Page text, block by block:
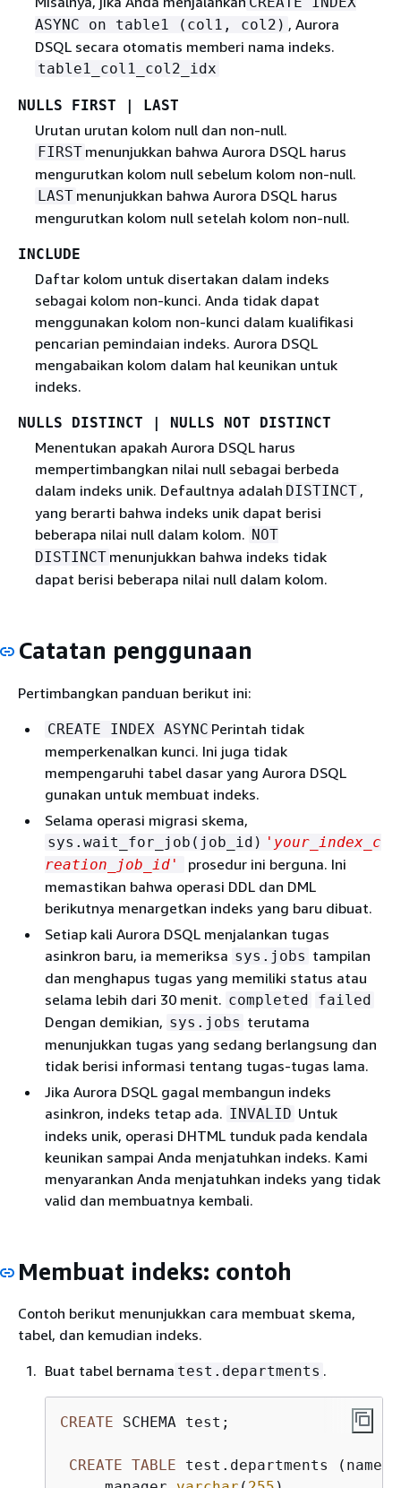
ASYNC on table1 (col1, col2) , Aurora
DSQL secara otomatis memberi nama indeks.
table1_col1_col2_idx
NULLS FIRST | LAST
Urutan urutan kolom null dan non-null.
FIRST menunjukkan bahwa Aurora DSQL harus
mengurutkan kolom null sebelum kolom non-null.
LAST menunjukkan bahwa Aurora DSQL harus
mengurutkan kolom null setelah kolom non-null.
INCLUDE
Daftar kolom untuk disertakan dalam indeks
sebagai kolom non-kunci. Anda tidak dapat
menggunakan kolom non-kunci dalam kualifikasi
pencarian pemindaian indeks. Aurora DSQL
mengabaikan kolom dalam hal keunikan untuk
indeks.
NULLS DISTINCT | NULLS NOT DISTINCT
Menentukan apakah Aurora DSQL harus
mempertimbangkan nilai null sebagai berbeda
dalam indeks unik. Defaultnya adalah DISTINCT ,
yang berarti bahwa indeks unik dapat berisi
beberapa nilai null dalam kolom. NOT
DISTINCT menunjukkan bahwa indeks tidak
dapat berisi beberapa nilai null dalam kolom.
Catatan penggunaan
Pertimbangkan panduan berikut ini:
CREATE INDEX ASYNC Perintah tidak
memperkenalkan kunci. Ini juga tidak
mempengaruhi tabel dasar yang Aurora DSQL
gunakan untuk membuat indeks.
Selama operasi migrasi skema,
sys.wait_for_job(job_id) 'your_index_c
reation_job_id'
prosedur ini berguna. Ini
memastikan bahwa operasi DDL dan DML
berikutnya menargetkan indeks yang baru dibuat.
Setiap kali Aurora DSQL menjalankan tugas
asinkron baru, ia memeriksa sys.jobs tampilan
dan menghapus tugas yang memiliki status atau
selama lebih dari 30 menit. completed failed
Dengan demikian, sys.jobs terutama
menunjukkan tugas yang sedang berlangsung dan
tidak berisi informasi tentang tugas-tugas lama.
Jika Aurora DSQL gagal membangun indeks
asinkron, indeks tetap ada. INVALID Untuk
indeks unik, operasi DHTML tunduk pada kendala
keunikan sampai Anda menjatuhkan indeks. Kami
menyarankan Anda menjatuhkan indeks yang tidak
valid dan membuatnya kembali.
Membuat indeks: contoh
Contoh berikut menunjukkan cara membuat skema,
tabel, dan kemudian indeks.
Buat tabel bernama test.departments .
CREATE SCHEMA test;
CREATE TABLE test.departments (name